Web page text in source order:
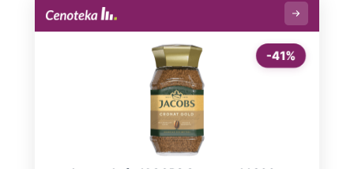
Došla sam u Crnu Goru, a na plaži ni
žive duše: Ovakve cene za suncobran i
ležaljke nisu ni na Sejšelima